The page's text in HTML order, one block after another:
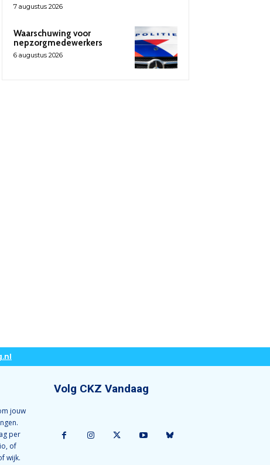
7 augustus 2026
Waarschuwing voor
nepzorgmedewerkers
6 augustus 2026
jouw
per
of
wijk.
Volg CKZ Vandaag